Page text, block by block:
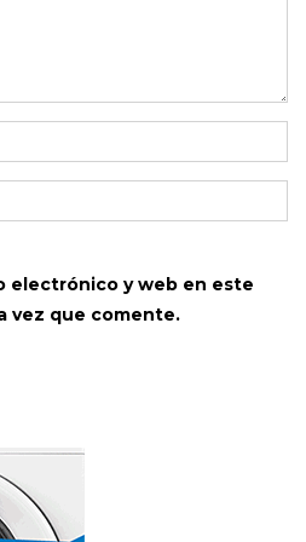
electrónico y web en este
vez que comente.